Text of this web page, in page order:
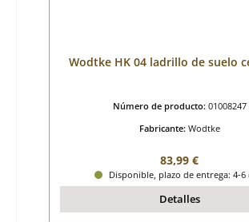
Wodtke HK 04 ladrillo de suelo
Número de producto: 01008247
Fabricante: Wodtke
Precio normal:
83,99 €
Disponible, plazo de entrega: 4-6
Detalles